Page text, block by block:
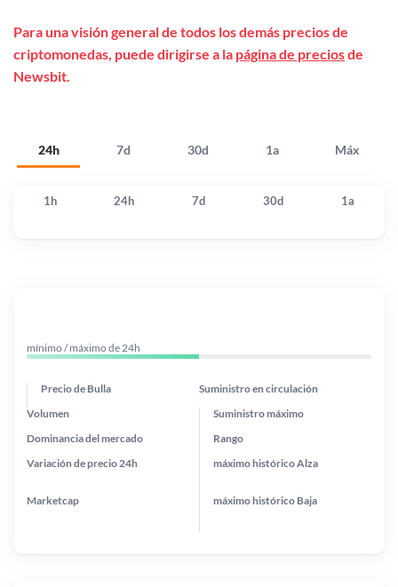
24h 7d 30d 1a Máx
Para una visión general de todos los demás precios de
criptomonedas, puede dirigirse a la página de preciosde
Newsbit.
1h 24h 7d 30d 1a
mínimo / máximo de 24h
Precio de Bulla Suministro en circulación
Variación de precio 24h
Suministro máximo
Dominancia del mercado
Marketcap
Volumen
Rango
máximo históricoAlza
máximo histórico Baja